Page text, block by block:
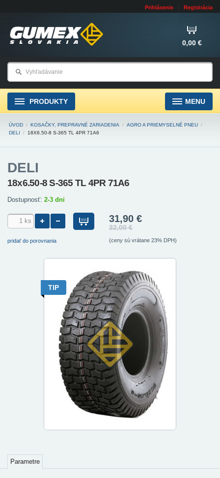
Prihlásenie Registrácia
0,00 €
PRODUKTY MENU
ÚVOD / KOSAČKY, PREPRAVNÉ ZARIADENIA / AGRO A PRIEMYSELNÉ PNEU /
DELI
/ 18X6.50-8 S-365 TL 4PR 71A6
DELI
18x6.50-8 S-365 TL 4PR 71A6
Dostupnosť: 2-3 dni
pridať do porovnania
31,90 €
32,00 €
(ceny sú vrátane 23% DPH)
TIP
Parametre